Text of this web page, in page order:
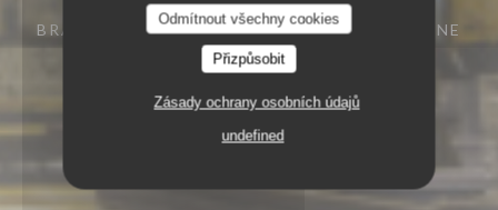
Odmítnout všechny cookies
Přizpůsobit
Zásady ochrany osobních údajů
undefined
BRASSERIE - RESTAURANT
29 RUE VIVIENNE
75002 PARIS